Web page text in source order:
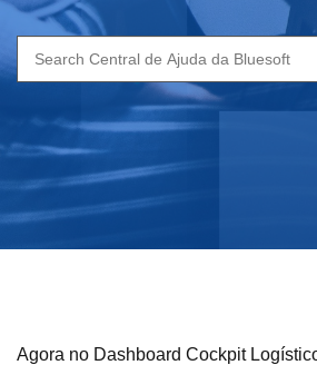
Search
for:
Agora no Dashboard Cockpit